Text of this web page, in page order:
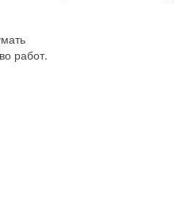
работ.